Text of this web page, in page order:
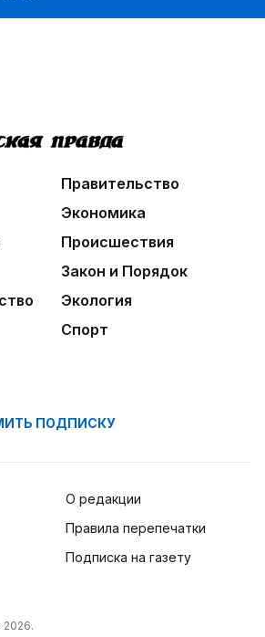
Правительство
Экономика
Происшествия
Закон и Порядок
Экология
Спорт
ПОДПИСКУ
О редакции
Правила перепечатки
Подписка на газету
2026.